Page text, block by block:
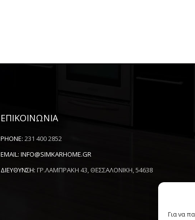
Για να
ΕΠΙΚΟΙΝΩΝΙΑ
PHONE: 231 400 2852
EMAIL: INFO@SIMKARHOME.GR
ΔΙΕΥΘΥΝΣΗ: ΓΡ.ΛΑΜΠΡΑΚΗ 43, ΘΕΣΣΑΛΟΝΙΚΗ, 54638